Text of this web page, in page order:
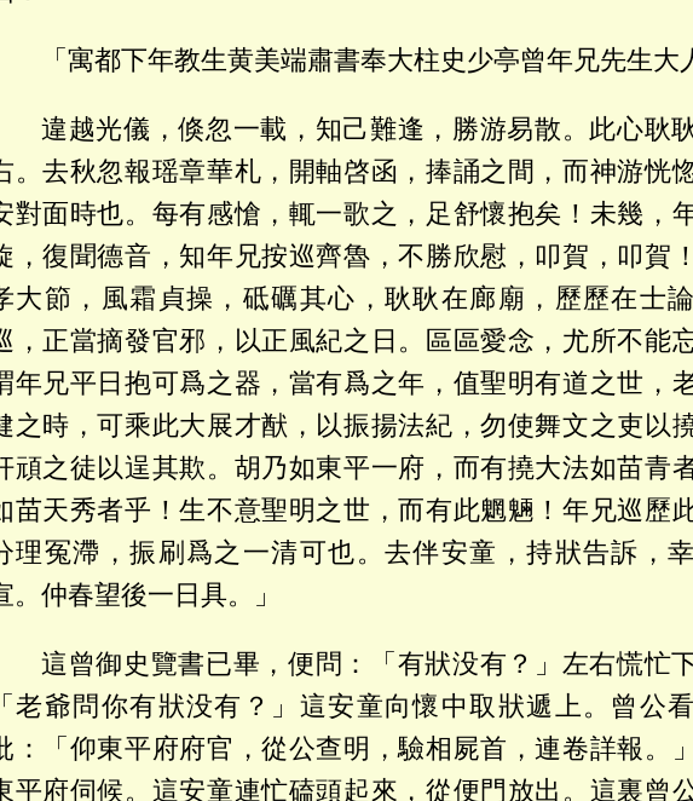
「寓都下年教生黄美端肅書奉大柱史少亭曾年兄先生大
違越光儀，倏忽一載，知己難逢，勝游易散。此心耿
。去秋忽報瑶章華札，開軸啓函，捧誦之間，而神游恍
對面時也。每有感愴，輒一歌之，足舒懷抱矣！未幾，
，復聞德音，知年兄按巡齊魯，不勝欣慰，叩賀，叩賀
大節，風霜貞操，砥礪其心，耿耿在廊廟，歷歷在士
，正當摘發官邪，以正風紀之日。區區愛念，尤所不能
年兄平日抱可爲之器，當有爲之年，值聖明有道之世，
之時，可乘此大展才猷，以振揚法紀，勿使舞文之吏以
頑之徒以逞其欺。胡乃如東平一府，而有撓大法如苗青
苗天秀者乎！生不意聖明之世，而有此魍魎！年兄巡歷
理冤滯，振刷爲之一清可也。去伴安童，持狀告訴，
。仲春望後一日具。」
這曾御史覽書已畢，便問：「有狀没有？」左右慌忙
「老爺問你有狀没有？」這安童向懷中取狀遞上。曾公
：「仰東平府府官，從公查明，驗相屍首，連卷詳報。
平府伺候。這安童連忙磕頭起來，從便門放出。這裏曾